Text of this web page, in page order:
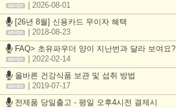
| 2026-08-01
[26년 8월] 신용카드 무이자 혜택
| 2018-08-23
FAQ> 초유파우더 양이 지난번과 달라 보여요?
| 2022-02-14
올바른 건강식품 보관 및 섭취 방법
| 2019-07-17
전제품 당일출고 - 평일 오후4시전 결제시